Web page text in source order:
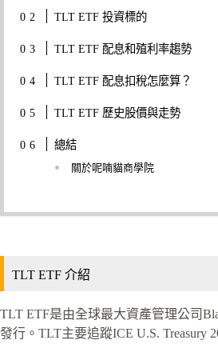
TLT ETF 投資標的
TLT ETF 配息和殖利率趨勢
TLT ETF 配息扣稅怎麼算？
TLT ETF 歷史股價與走勢
總結
關於呢喃貓商學院
TLT ETF 介紹
TLT ETF是由全球最大資產管理公司
發行。TLT主要追蹤ICE U.S. Treasury